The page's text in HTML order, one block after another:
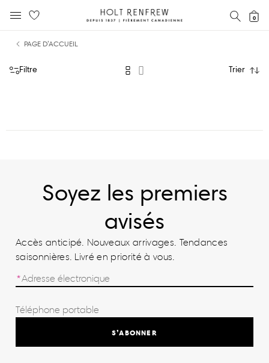
Holt
0
PAGE D’ACCUEIL
Filtre Trier
Soyez les premiers
avisés
Accès anticipé. Nouveaux arrivages. Tendances
saisonnières. Livré en priorité à vous.
S’ABONNER